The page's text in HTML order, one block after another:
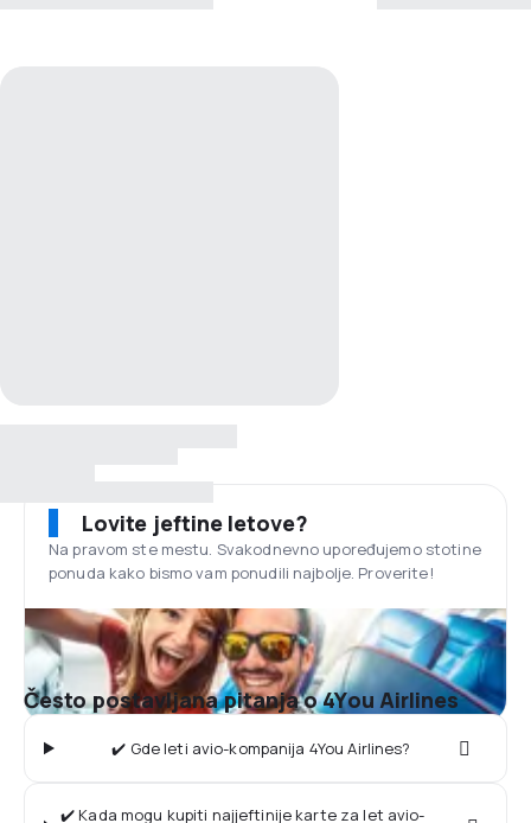
Lovite jeftine letove?
Na pravom ste mestu. Svakodnevno upoređujemo stotine
ponuda kako bismo vam ponudili najbolje. Proverite!
Često postavljana pitanja o 4You Airlines
✔️ Gde leti avio-kompanija 4You Airlines?
✔️ Kada mogu kupiti najjeftinije karte za let avio-